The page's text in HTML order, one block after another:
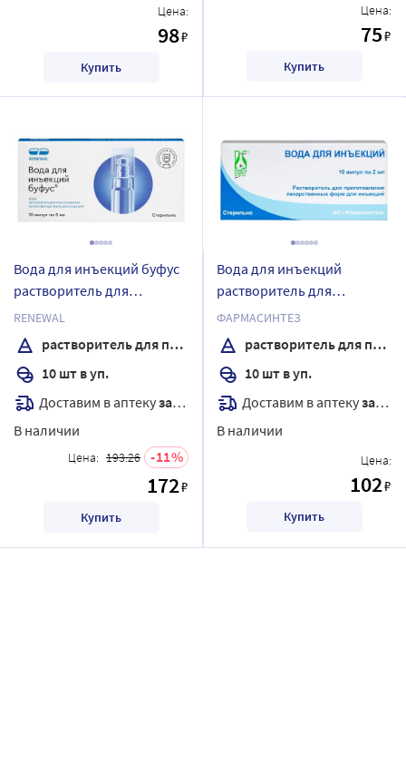
Цена:
98₽
Купить
Цена:
75₽
Купить
Вода для инъекций буфус
растворитель для
приготовления
лекарственных форм для
инъекций 5 мл ампулы 10
шт.
RENEWAL
растворитель для приготовления лекарственных форм для инъекций
10 шт в уп.
Доставим в аптекузавтра
В наличии
Цена: 193.26 11
172₽
Купить
Вода для инъекций
растворитель для
приготовления
лекарственных форм для
инъекций 2 мл ампулы 10
шт.
ФАРМАСИНТЕЗ
растворитель для приготовления лекарственных форм для инъекций
10 шт в уп.
Доставим в аптекузавтра
В наличии
Цена:
102₽
Купить